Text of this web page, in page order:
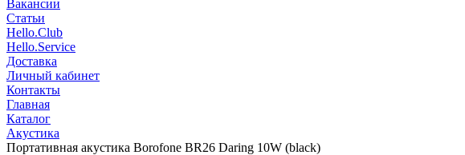
Вакансии
Статьи
Hello.Club
Hello.Service
Доставка
Личный кабинет
Контакты
Главная
Каталог
Акустика
Портативная акустика Borofone BR26 Daring 10W (black)